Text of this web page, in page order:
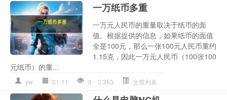
一万纸币多重
一万元人民币的重量取决于纸币的面
值。根据提供的信息，如果纸币的面值
全是100元，那么一张100元人民币重约
1.15克，因此一万元人民币（100张100
元纸币）的重...
yw 01-11 0 353 文章列表